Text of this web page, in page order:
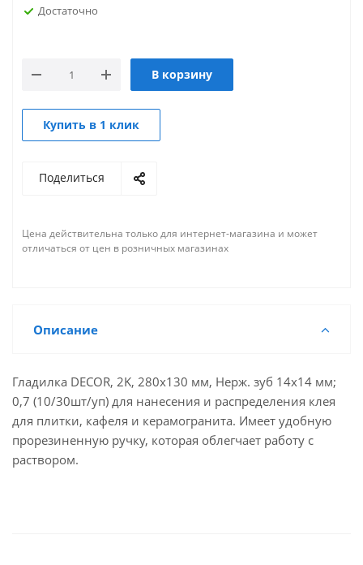
Достаточно
В корзину
Купить в 1 клик
Поделиться
Цена действительна только для интернет-магазина и может
отличаться от цен в розничных магазинах
Описание
Гладилка DЕCOR, 2K, 280х130 мм, Нерж. зуб 14х14 мм;
0,7 (10/30шт/уп) для нанесения и распределения клея
для плитки, кафеля и керамогранита. Имеет удобную
прорезиненную ручку, которая облегчает работу с
раствором.